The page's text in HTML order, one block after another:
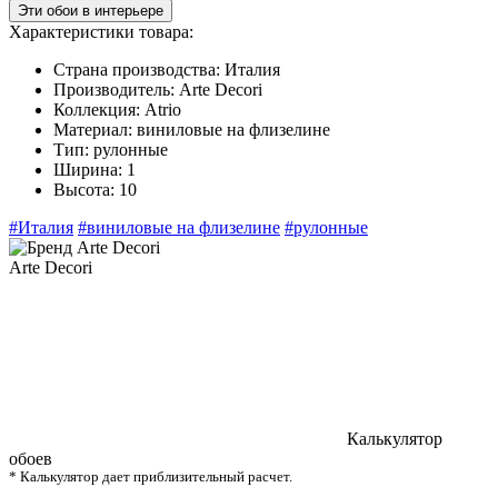
Эти обои в интерьере
Характеристики товара:
Страна производства: Италия
Производитель: Arte Decori
Коллекция: Atrio
Материал: виниловые на флизелине
Тип: рулонные
Ширина: 1
Высота: 10
#Италия #виниловые на флизелине #рулонные
Arte Decori
Калькулятор
обоев
* Калькулятор дает приблизительный расчет.